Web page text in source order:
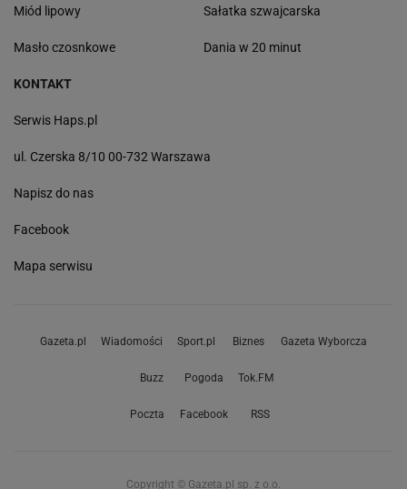
Miód lipowy
Masło czosnkowe
Sałatka szwajcarska
Dania w 20 minut
KONTAKT
Serwis Haps.pl
ul. Czerska 8/10 00-732 Warszawa
Napisz do nas
Facebook
Mapa serwisu
Gazeta.pl Wiadomości Sport.pl Biznes Gazeta Wyborcza
Buzz Pogoda Tok.FM
Poczta Facebook RSS
Copyright © Gazeta.pl sp. z o.o.